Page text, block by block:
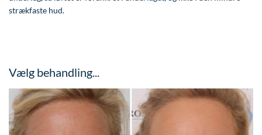
strækfaste hud.
Vælg behandling...